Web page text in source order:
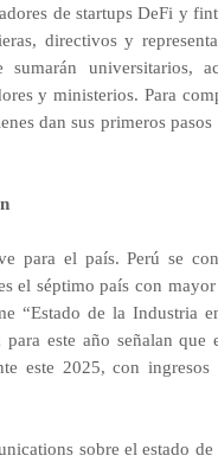
de startups DeFi y
directivos y
universitarios,
y ministerios. Para
dan sus primeros
para el país. Perú se
el séptimo país con
“Estado de la Industria
este año señalan
este 2025, con
sobre el estado